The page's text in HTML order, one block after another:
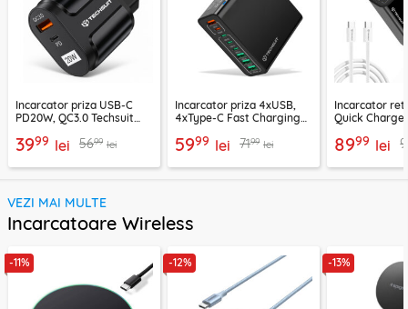
Incarcator priza USB-C
PD20W, QC3.0 Techsuit
CHPD038
3999 lei 5699 lei
Incarcator priza 4xUSB,
4xType-C Fast Charging
negru, CHPD224
5999 lei 7199 lei
Incarcator
Quick Charge
CHC2
8999 lei
VEZI MAI MULTE
Incarcatoare Wireless
-11% -12% -13%